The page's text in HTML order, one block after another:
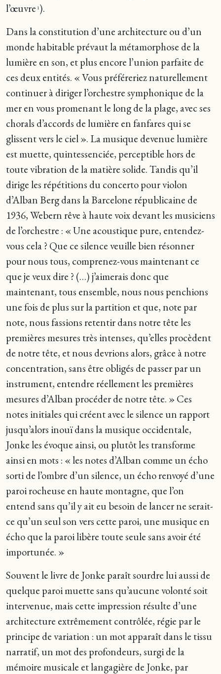
l’œuvre 1).
Dans la constitution d’une architecture ou d’un
monde habitable prévaut la métamorphose de la
lumière en son, et plus encore l’union parfaite de
ces deux entités. « Vous préféreriez naturellement
continuer à diriger l’orchestre symphonique de la
mer en vous promenant le long de la plage, avec ses
chorals d’accords de lumière en fanfares qui se
glissent vers le ciel ». La musique devenue lumière
est muette, quintessenciée, perceptible hors de
toute vibration de la matière solide. Tandis qu’il
dirige les répétitions du concerto pour violon
d’Alban Berg dans la Barcelone républicaine de
1936, Webern rêve à haute voix devant les musiciens
de l’orchestre : « Une acoustique pure, entendez-
vous cela ? Que ce silence veuille bien résonner
pour nous tous, comprenez-vous maintenant ce
que je veux dire ? (…) j’aimerais donc que
maintenant, tous ensemble, nous nous penchions
une fois de plus sur la partition et que, note par
note, nous fassions retentir dans notre tête les
premières mesures très intenses, qu’elles procèdent
de notre tête, et nous devrions alors, grâce à notre
concentration, sans être obligés de passer par un
instrument, entendre réellement les premières
mesures d’Alban procéder de notre tête. » Ces
notes initiales qui créent avec le silence un rapport
jusqu’alors inouï dans la musique occidentale,
Jonke les évoque ainsi, ou plutôt les transforme
ainsi en mots : « les notes d’Alban comme un écho
sorti de l’ombre d’un silence, un écho renvoyé d’une
paroi rocheuse en haute montagne, que l’on
entend sans qu’il y ait eu besoin de lancer ne serait-
ce qu’un seul son vers cette paroi, une musique en
écho que la paroi libère toute seule sans avoir été
importunée. »
Souvent le livre de Jonke paraît sourdre lui aussi de
quelque paroi muette sans qu’aucune volonté soit
intervenue, mais cette impression résulte d’une
architecture extrêmement contrôlée, régie par le
principe de variation : un mot apparaît dans le tissu
narratif, un mot des profondeurs, surgi de la
mémoire musicale et langagière de Jonke, par